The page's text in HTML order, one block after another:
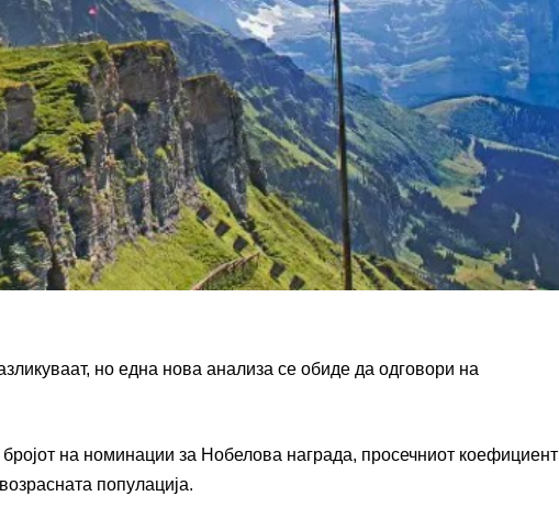
но една нова анализа се обиде да одговори на
на номинации за Нобелова награда, просечниот коефициент
популација.